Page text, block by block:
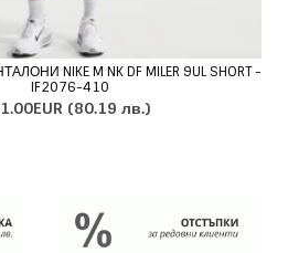
NIKE M NK DF MILER 9UL SHORT -
IF2076-410
(80.19 лв.)